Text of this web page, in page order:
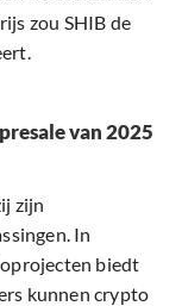
zou SHIB de
van 2025
zijn
In
biedt
kunnen crypto